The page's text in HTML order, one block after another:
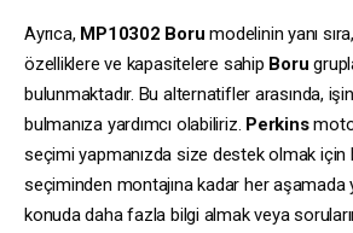
Ayrıca, MP10302 Boru modelinin yanı
özelliklere ve kapasitelere sahip Boru
bulunmaktadır. Bu alternatifler arasında,
bulmanıza yardımcı olabiliriz. Perkins
seçimi yapmanızda size destek olmak için
seçiminden montajına kadar her aşamada
konuda daha fazla bilgi almak veya